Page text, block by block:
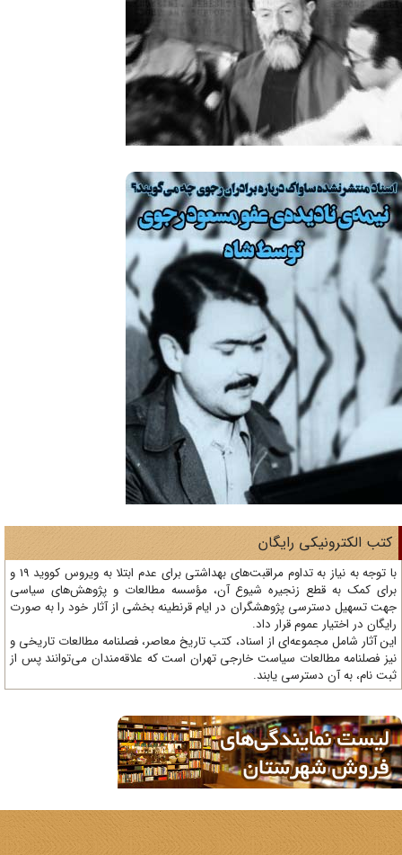
الکترونیکی رایگان
با توجه به نیاز به تداوم مراقبت‌های بهداشتی برای عدم ابتلا به ویروس کووید 19 و
کمک به قطع زنجیره شیوع آن، مؤسسه مطالعات و پژوهش‌های سیاسی
تسهیل دسترسی پژوهشگران در ایام قرنطینه بخشی از آثار خود را به صورت
در اختیار عموم قرار داد.
آثار شامل مجموعه‌ای از اسناد، کتب تاریخ معاصر، فصلنامه‌ مطالعات تاریخی و
فصلنامه مطالعات سیاست خارجی تهران است که علاقه‌مندان می‌توانند پس از
نام، به آن دسترسی یابند.